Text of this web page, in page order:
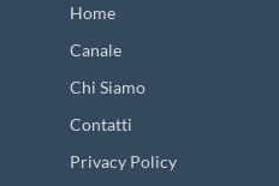
Home
Canale
Chi Siamo
Contatti
Privacy Policy